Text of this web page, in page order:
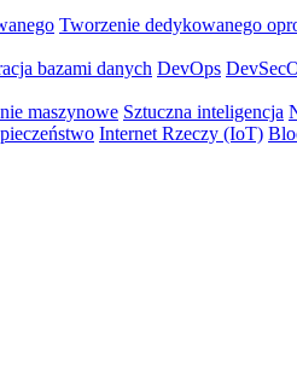
Tworzenie dedykowanego
bazami danych DevOps
maszynowe Sztuczna inteligencja
Internet Rzeczy (IoT)